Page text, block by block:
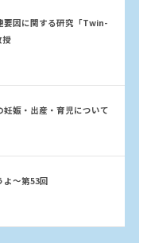
要因に関する研究「Twin-
授
妊娠・出産・育児について
よ〜第53回